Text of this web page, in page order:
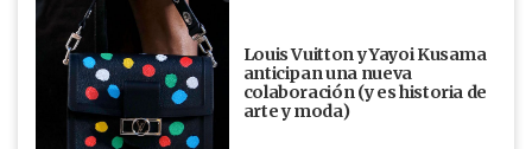
Louis Vuitton y Yayoi Kusama
anticipan una nueva
colaboración (y es historia de
arte y moda)